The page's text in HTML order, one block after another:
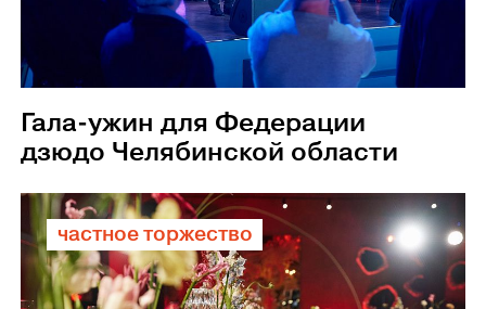
Гала-ужин для Федерации
дзюдо Челябинской области
частное торжество